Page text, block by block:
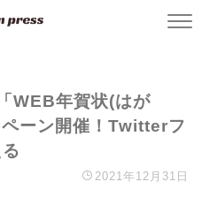
WEB年賀状(はが
ーン開催！Twitterフ
2021年12月31日